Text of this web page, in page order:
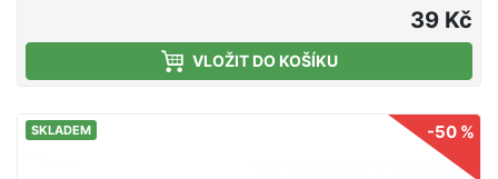
39 Kč
VLOŽIT DO KOŠÍKU
SKLADEM -50 %